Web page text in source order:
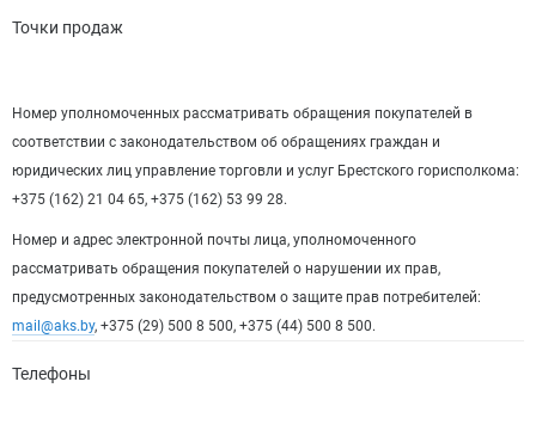
Точки продаж
Номер уполномоченных рассматривать обращения покупателей в
соответствии с законодательством об обращениях граждан и
юридических лиц управление торговли и услуг Брестского горисполкома:
+375 (162) 21 04 65, +375 (162) 53 99 28.
Номер и адрес электронной почты лица, уполномоченного
рассматривать обращения покупателей о нарушении их прав,
предусмотренных законодательством о защите прав потребителей:
mail@aks.by, +375 (29) 500 8 500, +375 (44) 500 8 500.
Телефоны